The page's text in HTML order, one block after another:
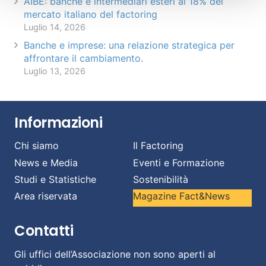
mercato italiano del factoring
Luglio 14, 2026
Banche e imprese: una relazione strategica per
affrontare il cambiamento.
Luglio 13, 2026
Informazioni
Chi siamo
Il Factoring
News e Media
Eventi e Formazione
Studi e Statistiche
Sostenibilità
Area riservata
Magazine Fact&News
Contatti
Gli uffici dell’Associazione non sono aperti al